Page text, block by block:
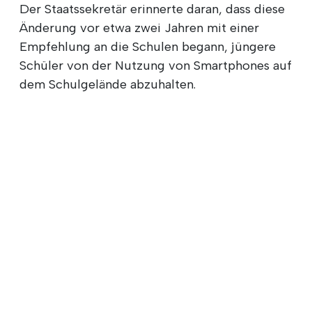
Der Staatssekretär erinnerte daran, dass diese
Änderung vor etwa zwei Jahren mit einer
Empfehlung an die Schulen begann, jüngere
Schüler von der Nutzung von Smartphones auf
dem Schulgelände abzuhalten.